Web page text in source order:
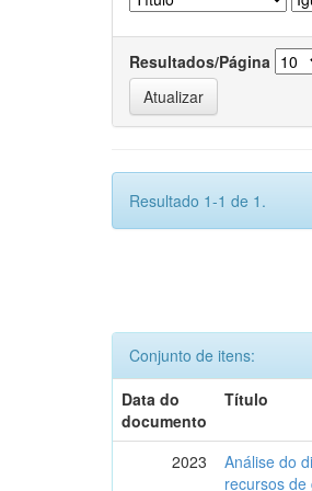
Resultados/Página
Resultado 1-1 de 1.
Conjunto de itens:
Data do
documento
Título
2023
Análise do
recursos